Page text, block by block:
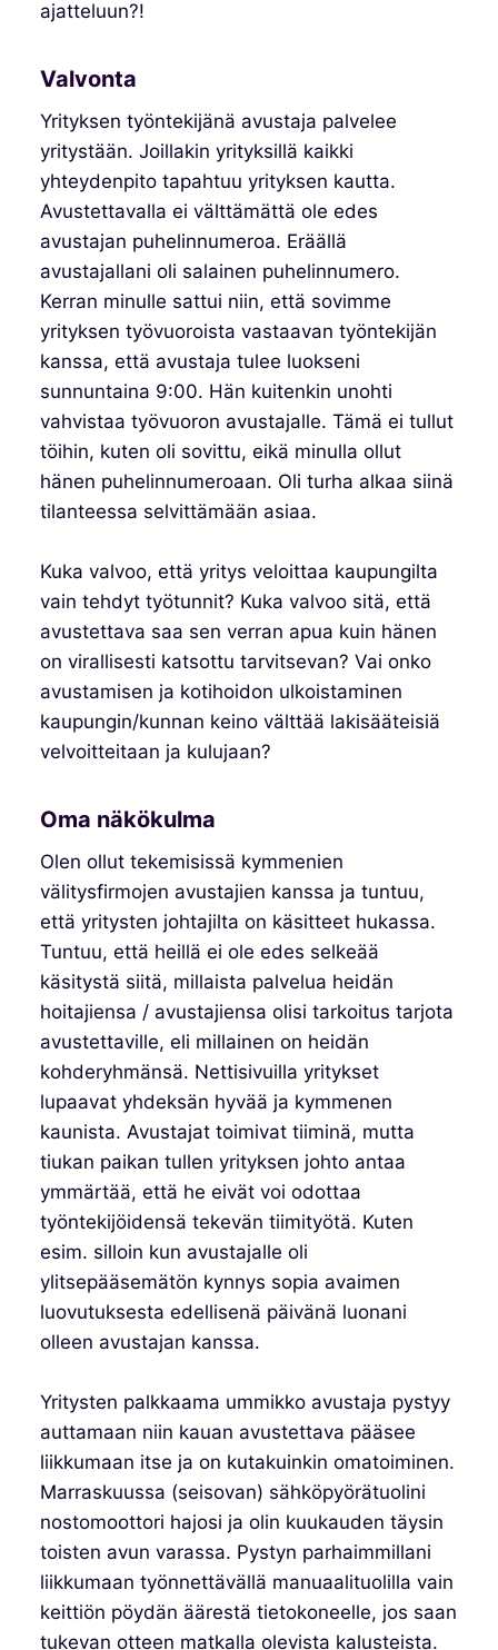
ajatteluun?!
Valvonta
Yrityksen työntekijänä avustaja palvelee
yritystään. Joillakin yrityksillä kaikki
yhteydenpito tapahtuu yrityksen kautta.
Avustettavalla ei välttämättä ole edes
avustajan puhelinnumeroa. Eräällä
avustajallani oli salainen puhelinnumero.
Kerran minulle sattui niin, että sovimme
yrityksen työvuoroista vastaavan työntekijän
kanssa, että avustaja tulee luokseni
sunnuntaina 9:00. Hän kuitenkin unohti
vahvistaa työvuoron avustajalle. Tämä ei tullut
töihin, kuten oli sovittu, eikä minulla ollut
hänen puhelinnumeroaan. Oli turha alkaa siinä
tilanteessa selvittämään asiaa.
Kuka valvoo, että yritys veloittaa kaupungilta
vain tehdyt työtunnit? Kuka valvoo sitä, että
avustettava saa sen verran apua kuin hänen
on virallisesti katsottu tarvitsevan? Vai onko
avustamisen ja kotihoidon ulkoistaminen
kaupungin/kunnan keino välttää lakisääteisiä
velvoitteitaan ja kulujaan?
Oma näkökulma
Olen ollut tekemisissä kymmenien
välitysfirmojen avustajien kanssa ja tuntuu,
että yritysten johtajilta on käsitteet hukassa.
Tuntuu, että heillä ei ole edes selkeää
käsitystä siitä, millaista palvelua heidän
hoitajiensa / avustajiensa olisi tarkoitus tarjota
avustettaville, eli millainen on heidän
kohderyhmänsä. Nettisivuilla yritykset
lupaavat yhdeksän hyvää ja kymmenen
kaunista. Avustajat toimivat tiiminä, mutta
tiukan paikan tullen yrityksen johto antaa
ymmärtää, että he eivät voi odottaa
työntekijöidensä tekevän tiimityötä. Kuten
esim. silloin kun avustajalle oli
ylitsepääsemätön kynnys sopia avaimen
luovutuksesta edellisenä päivänä luonani
olleen avustajan kanssa.
Yritysten palkkaama ummikko avustaja pystyy
auttamaan niin kauan avustettava pääsee
liikkumaan itse ja on kutakuinkin omatoiminen.
Marraskuussa (seisovan) sähköpyörätuolini
nostomoottori hajosi ja olin kuukauden täysin
toisten avun varassa. Pystyn parhaimmillani
liikkumaan työnnettävällä manuaalituolilla vain
keittiön pöydän äärestä tietokoneelle, jos saan
tukevan otteen matkalla olevista kalusteista.